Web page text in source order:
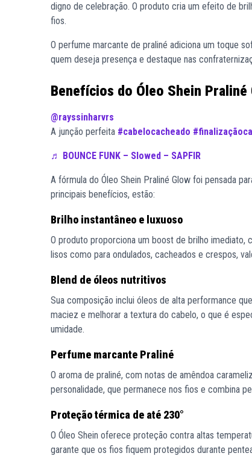
digno de celebração. O produto cria um efeito de
fios.
O perfume marcante de praliné adiciona um toque
quem deseja presença e destaque nas
Benefícios do Óleo Shein Praliné
@rayssinharvrs
A junção perfeita #cabelocacheado
♬ BOUNCE FUNK – Slowed – SAPFIR
A fórmula do Óleo Shein Praliné Glow foi pensada
principais benefícios, estão:
Brilho instantâneo e luxuoso
O produto proporciona um boost de brilho imediato,
lisos como para ondulados, cacheados e crespos,
Blend de óleos nutritivos
Sua composição inclui óleos de alta performance
maciez e melhorar a textura do cabelo, o que é
umidade.
Perfume marcante Praliné
O aroma de praliné, com notas de amêndoa
personalidade, que permanece nos fios e combina
Proteção térmica de até 230°
O Óleo Shein oferece proteção contra altas
garante que os fios fiquem protegidos durante